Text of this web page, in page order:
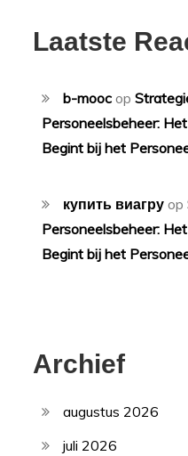
Laatste
b-mooc op
Personeelsbeheer:
Begint bij het
купить виагру op
Personeelsbeheer:
Begint bij het
Archief
augustus 2026
juli 2026